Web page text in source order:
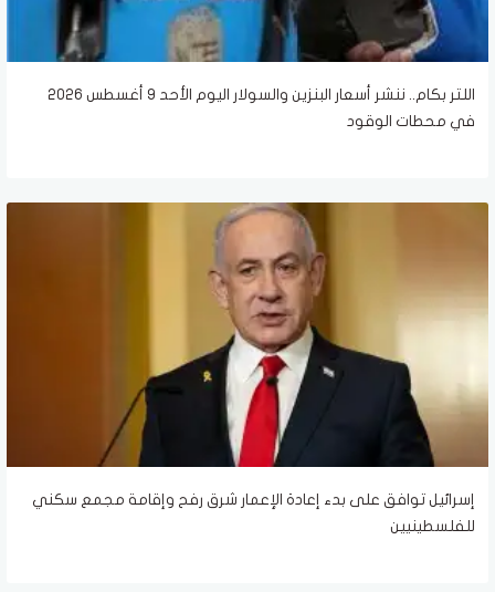
اللتر بكام.. ننشر أسعار البنزين والسولار اليوم الأحد 9 أغسطس 2026
في محطات الوقود
إسرائيل توافق على بدء إعادة الإعمار شرق رفح وإقامة مجمع سكني
للفلسطينيين